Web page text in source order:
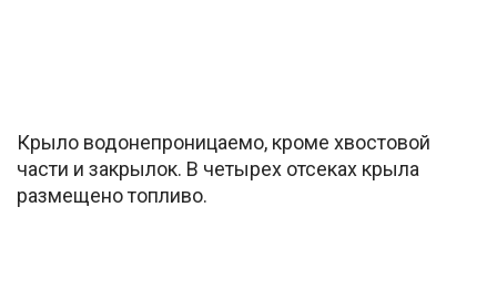
Крыло водонепроницаемо, кроме хвостовой
части и закрылок. В четырех отсеках крыла
размещено топливо.